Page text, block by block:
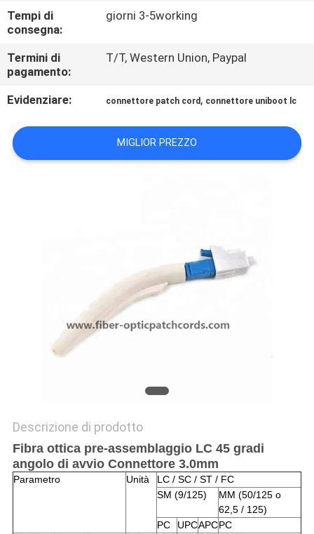
NOTIZIE
RICHIEDA
UNA
CITAZIONE
MAPPA
Tempi di
consegna:
giorni 3-5working
Termini di
pagamento:
T/T, Western Union, Paypal
Evidenziare: connettore patch cord , connettore uniboot lc
MIGLIOR PREZZO
Descrizione di prodotto
Fibra ottica pre-assemblaggio LC 45 gradi
angolo di avvio Connettore 3.0mm
Parametro Unità
LC / SC / ST / FC
SM (9/125)
MM (50/125 o
62,5 / 125)
PC
UPCAPCPC